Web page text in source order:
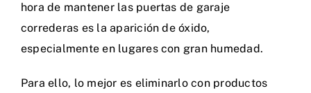
hora de mantener las puertas de garaje
correderas es la aparición deóxido,
especialmente en lugares con gran humedad.
Para ello, lo mejor es eliminarlo con productos